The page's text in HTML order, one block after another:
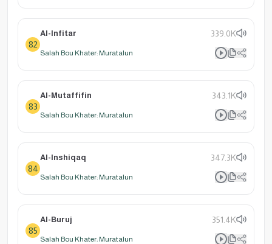
82
Al-Infitar 339.0K
Salah Bou Khater: Muratalun
83
Al-Mutaffifin 343.1K
Salah Bou Khater: Muratalun
84
Al-Inshiqaq 347.3K
Salah Bou Khater: Muratalun
85
Al-Buruj 351.4K
Salah Bou Khater: Muratalun